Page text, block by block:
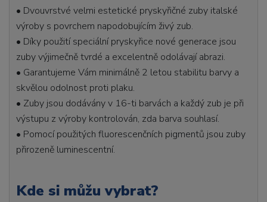
• Dvouvrstvé velmi estetické pryskyřičné zuby italské
výroby s povrchem napodobujícím živý zub.
• Díky použití speciální pryskyřice nové generace jsou
zuby výjimečně tvrdé a excelentně odolávají abrazi.
• Garantujeme Vám minimálně 2 letou stabilitu barvy a
skvělou odolnost proti plaku.
• Zuby jsou dodávány v 16-ti barvách a každý zub je při
výstupu z výroby kontrolován, zda barva souhlasí.
• Pomocí použitých fluorescenčních pigmentů jsou zuby
přirozeně luminescentní.
Kde si můžu vybrat?